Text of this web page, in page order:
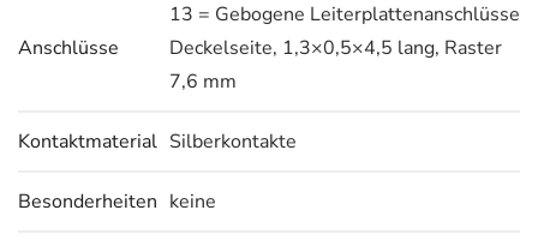
Anschlüsse
13 = Gebogene Leiterplattenanschlüsse
Deckelseite, 1,3×0,5×4,5 lang, Raster
7,6 mm
Kontaktmaterial Silberkontakte
Besonderheiten keine